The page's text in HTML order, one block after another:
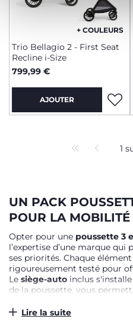
+ COULEURS
Trio Bellagio 2 - First Seat
Recline i-Size
799,99 €
AJOUTER
1
UN PACK
POUR LA MOBILITÉ
Opter pour une poussette 3
l’expertise d’une marque
ses priorités. Chaque
rigoureusement testé pour
Le siège-auto inclus
de la poussette, vous
tranquillité d'esprit totale lors
Lire la suite